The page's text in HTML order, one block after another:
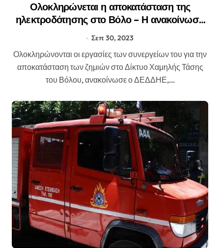
Ολοκληρώνεται η αποκατάσταση της
ηλεκτροδότησης στο Βόλο – Η ανακοίνωση
του ΔΕΔΔΗΕ
Σεπ 30, 2023
Ολοκληρώνονται οι εργασίες των συνεργείων του για την
αποκατάσταση των ζημιών στο Δίκτυο Χαμηλής Τάσης
του Βόλου, ανακοίνωσε ο ΔΕΔΔΗΕ,…